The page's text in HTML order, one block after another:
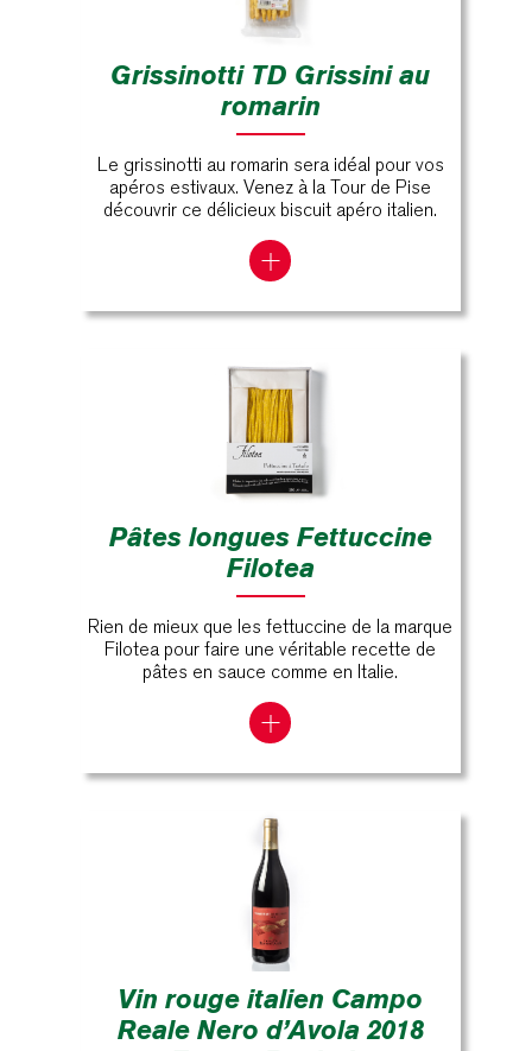
Grissinotti TD Grissini au
romarin
Le grissinotti au romarin sera idéal pour vos
apéros estivaux. Venez à la Tour de Pise
découvrir ce délicieux biscuit apéro italien.
Pâtes longues Fettuccine
Filotea
Rien de mieux que les fettuccine de la marque
Filotea pour faire une véritable recette de
pâtes en sauce comme en Italie.
Vin rouge italien Campo
Reale Nero d’Avola 2018